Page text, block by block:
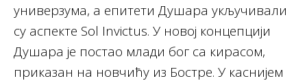
универзума, а епитети Душара укључивали
су аспекте Sol Invictus. У новој концепцији
Душара је постао млади бог са кирасом,
приказан на новчићу из Бостре. У каснијем